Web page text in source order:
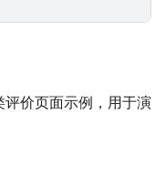
价页面示例，用于演